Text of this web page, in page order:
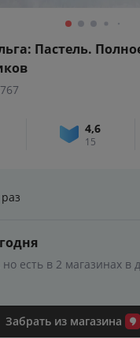
Пастель.
4,6
15
есть в 2 магазинах в
Забрать из магазина